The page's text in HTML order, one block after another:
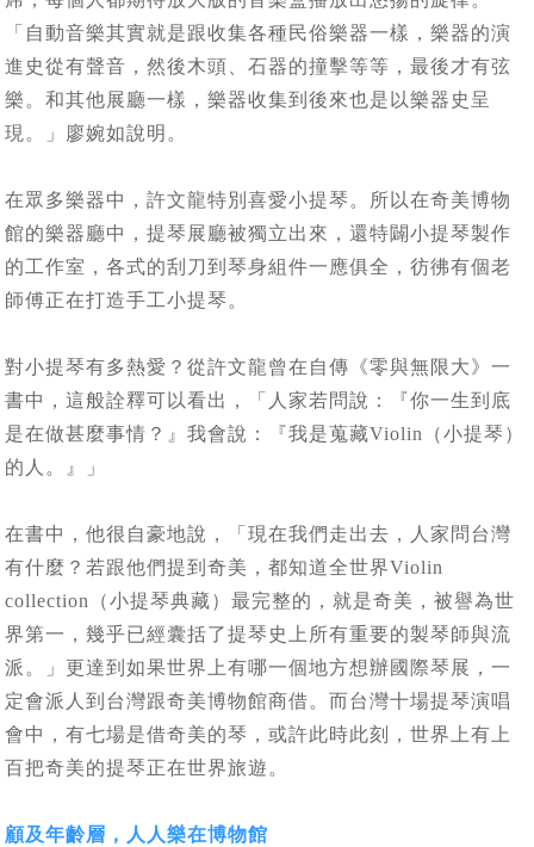
「自動音樂其實就是跟收集各種民俗樂器一樣，樂器的演
進史從有聲音，然後木頭、石器的撞擊等等，最後才有弦
樂。和其他展廳一樣，樂器收集到後來也是以樂器史呈
現。」廖婉如說明。
在眾多樂器中，許文龍特別喜愛小提琴。所以在奇美博物
館的樂器廳中，提琴展廳被獨立出來，還特闢小提琴製作
的工作室，各式的刮刀到琴身組件一應俱全，彷彿有個老
師傅正在打造手工小提琴。
對小提琴有多熱愛？從許文龍曾在自傳《零與無限大》一
書中，這般詮釋可以看出，「人家若問說：『你一生到底
是在做甚麼事情？』我會說：『我是蒐藏Violin（小提琴）
的人。』」
在書中，他很自豪地說，「現在我們走出去，人家問台灣
有什麼？若跟他們提到奇美，都知道全世界Violin
collection（小提琴典藏）最完整的，就是奇美，被譽為世
界第一，幾乎已經囊括了提琴史上所有重要的製琴師與流
派。」更達到如果世界上有哪一個地方想辦國際琴展，一
定會派人到台灣跟奇美博物館商借。而台灣十場提琴演唱
會中，有七場是借奇美的琴，或許此時此刻，世界上有上
百把奇美的提琴正在世界旅遊。
顧及年齡層，人人樂在博物館